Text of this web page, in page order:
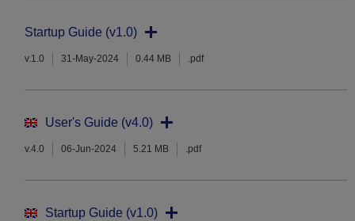
Startup Guide (v1.0)
v.1.0 31-May-2024 0.44 MB .pdf
User's Guide (v4.0)
v.4.0 06-Jun-2024 5.21 MB .pdf
Startup Guide (v1.0)